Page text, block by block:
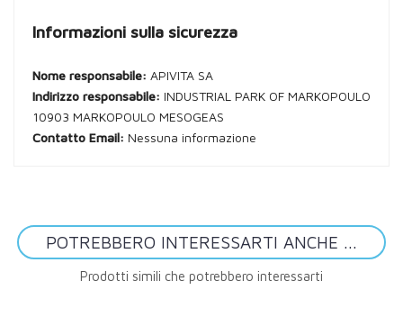
Informazioni sulla sicurezza
Nome responsabile: APIVITA SA
Indirizzo responsabile: INDUSTRIAL PARK OF MARKOPOULO
10903 MARKOPOULO MESOGEAS
Contatto Email: Nessuna informazione
POTREBBERO INTERESSARTI ANCHE ...
Prodotti simili che potrebbero interessarti